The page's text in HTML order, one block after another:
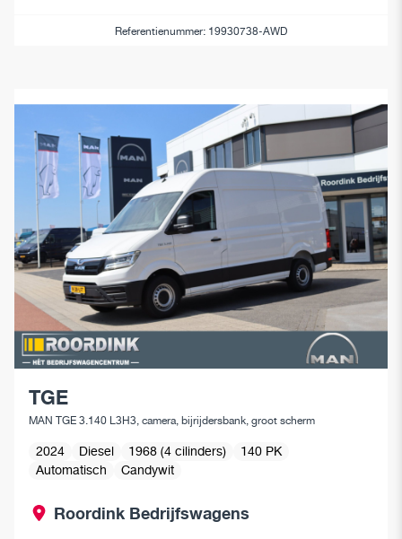
Referentienummer: 19930738-AWD
TGE
MAN TGE 3.140 L3H3, camera, bijrijdersbank, groot scherm
2024 Diesel 1968 (4 cilinders)
140 PK
Automatisch
Candywit
Roordink Bedrijfswagens